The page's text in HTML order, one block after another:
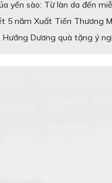
yến sào: Từ làn da đến
5 năm Xuất Tiến Thương
Hướng Dương quà tặng ý